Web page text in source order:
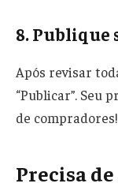
8. Publique
Após revisar
“Publicar”. Seu
de compradores!
Precisa